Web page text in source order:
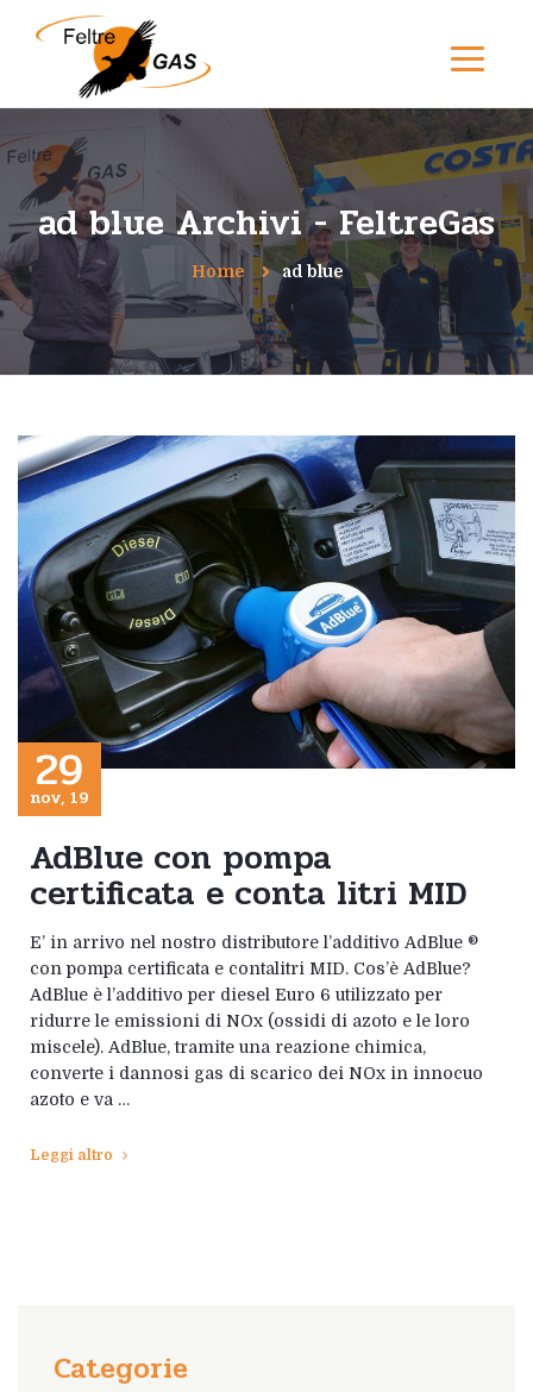
ad blue Archivi - FeltreGas
Home ad blue
29
nov, 19
AdBlue con pompa
certificata e conta litri MID
E’ in arrivo nel nostro distributore l’additivo AdBlue ®
con pompa certificata e contalitri MID. Cos’è AdBlue?
AdBlue è l’additivo per diesel Euro 6 utilizzato per
ridurre le emissioni di NOx (ossidi di azoto e le loro
miscele). AdBlue, tramite una reazione chimica,
converte i dannosi gas di scarico dei NOx in innocuo
azoto e va …
Leggi altro
Categorie